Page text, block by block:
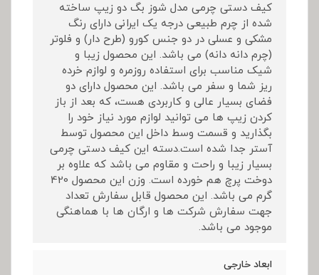
کیف دستی چرمی مدل شوز بگ دو زیپ ساخته
شده از چرم طبیعی درجه یک ایرانی دارای رنگ
مشکی و عسلی در دو جنس کورو (طرح دار) و فلوتر
(چرم دانه دانه) می باشد. این محصول زیبا و
شیک مناسب برای استفاده روزمره و لوازم خرده
ریز شما و سفر می باشد. این محصول دارای دو
فضای بسیار عالی و کاربردی هست، که بعد از باز
کردن زیپ ها می توانید لوازم مورد نیاز خود را
بگذارید و قسمت وسط داخل این محصول توسط
آستر جدا شده است.دسته این کیف دستی چرمی
بسیار زیبا و راحت و مقاوم می باشد که علاوه بر
دوخت پرچ هم خورده است. وزن این محصول 420
گرم می باشد. این محصول قابل سفارش تعداد
جهت سفارش شرکت ها و ارگان ها با هماهنگی
موجود می باشد.
ابعاد خارجی